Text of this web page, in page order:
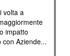
volta a
impatto
Aziende...